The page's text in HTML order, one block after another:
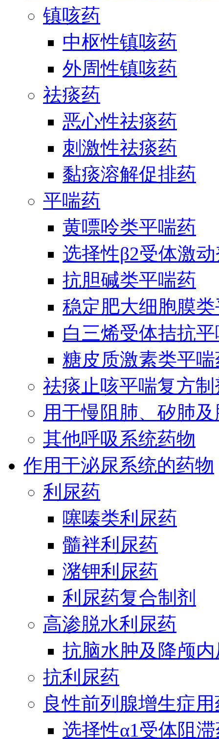
镇咳药
中枢性镇咳药
外周性镇咳药
祛痰药
恶心性祛痰药
刺激性祛痰药
黏痰溶解促排药
平喘药
黄嘌呤类平喘药
选择性β2受体激
抗胆碱类平喘药
稳定肥大细胞膜
白三烯受体拮抗
糖皮质激素类平
祛痰止咳平喘复方制
用于慢阻肺、矽肺
其他呼吸系统药物
作用于泌尿系统的药物
利尿药
噻嗪类利尿药
髓袢利尿药
潴钾利尿药
利尿药复合制剂
高渗脱水利尿药
抗脑水肿及降颅
抗利尿药
良性前列腺增生症
选择性α1受体阻